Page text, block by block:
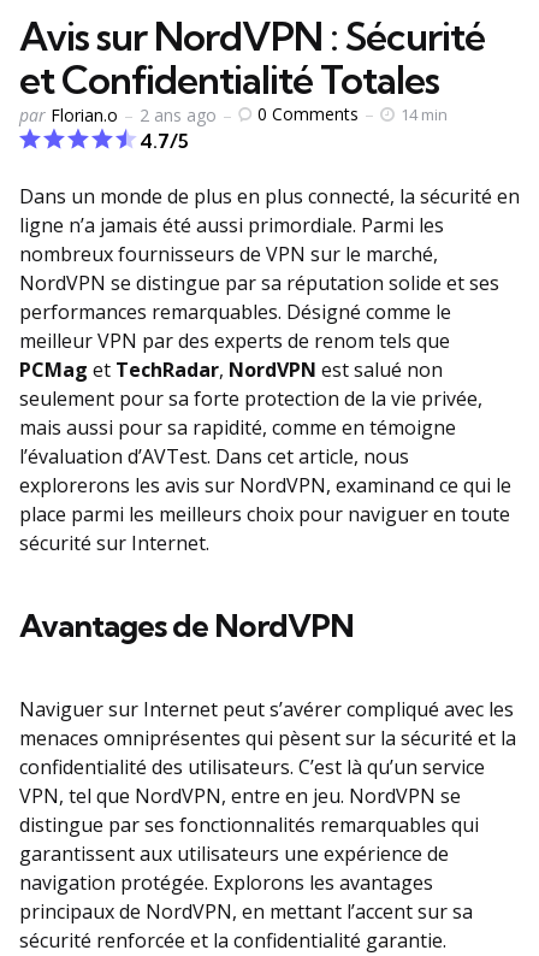
Avis sur NordVPN : Sécurité
et Confidentialité Totales
Publié
par
par Florian.o 2 ans ago 0 Comments 14 min
4.7/5
Dans un monde de plus en plus connecté, la sécurité en
ligne n’a jamais été aussi primordiale. Parmi les
nombreux fournisseurs de VPN sur le marché,
NordVPN se distingue par sa réputation solide et ses
performances remarquables. Désigné comme le
meilleur VPN par des experts de renom tels que
PCMag et TechRadar, NordVPN est salué non
seulement pour sa forte protection de la vie privée,
mais aussi pour sa rapidité, comme en témoigne
l’évaluation d’AVTest. Dans cet article, nous
explorerons les avis sur NordVPN, examinand ce qui le
place parmi les meilleurs choix pour naviguer en toute
sécurité sur Internet.
Avantages de NordVPN
Naviguer sur Internet peut s’avérer compliqué avec les
menaces omniprésentes qui pèsent sur la sécurité et la
confidentialité des utilisateurs. C’est là qu’un service
VPN, tel que NordVPN, entre en jeu. NordVPN se
distingue par ses fonctionnalités remarquables qui
garantissent aux utilisateurs une expérience de
navigation protégée. Explorons les avantages
principaux de NordVPN, en mettant l’accent sur sa
sécurité renforcée et la confidentialité garantie.